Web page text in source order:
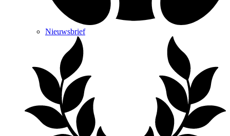
Nieuwsbrief